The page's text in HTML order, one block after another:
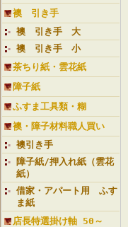
襖 引き手
襖 引き手 大
襖 引き手 小
茶ちり紙・雲花紙
障子紙
ふすま工具類・糊
襖・障子材料職人買い
襖引き手
障子紙/押入れ紙（雲花
紙）
借家・アパート用 ふす
ま紙
店長特選掛け軸 50～